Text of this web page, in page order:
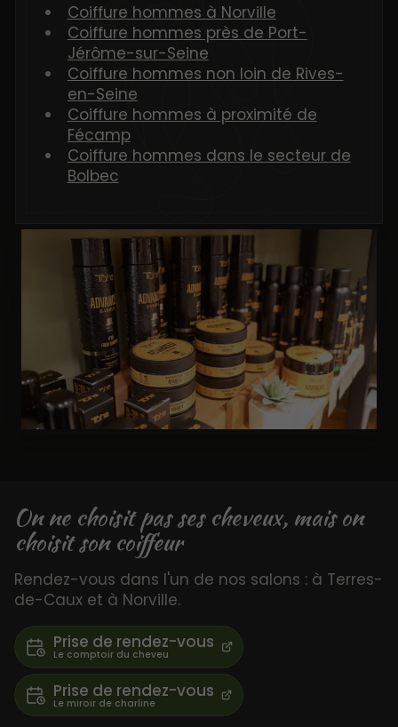
Coiffure hommes à Norville
Coiffure hommes près de Port-
Jérôme-sur-Seine
Coiffure hommes non loin de Rives-
en-Seine
Coiffure hommes à proximité de
Fécamp
Coiffure hommes dans le secteur de
Bolbec
On ne choisit pas ses cheveux, mais on
choisit son coiffeur
Rendez-vous dans l'un de nos salons : à Terres-
de-Caux et à Norville.
Prise de rendez-vous
Prise de rendez-vous